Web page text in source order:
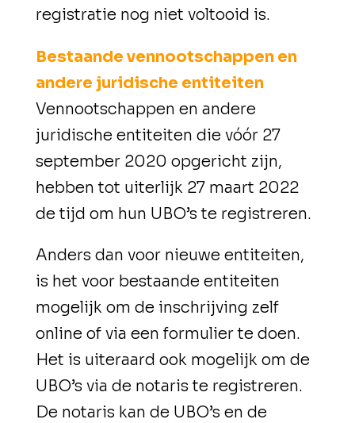
registratie nog niet voltooid is.
Bestaande vennootschappen en
andere juridische entiteiten
Vennootschappen en andere
juridische entiteiten die vóór 27
september 2020 opgericht zijn,
hebben tot uiterlijk 27 maart 2022
de tijd om hun UBO’s te registreren.
Anders dan voor nieuwe entiteiten,
is het voor bestaande entiteiten
mogelijk om de inschrijving zelf
online of via een formulier te doen.
Het is uiteraard ook mogelijk om de
UBO’s via de notaris te registreren.
De notaris kan de UBO’s en de